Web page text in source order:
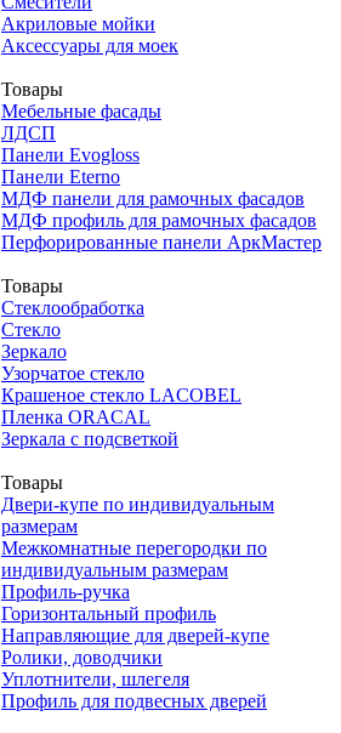
Акриловые мойки
Аксессуары для моек
Товары
Мебельные фасады
ЛДСП
Панели Evogloss
Панели Eterno
МДФ панели для рамочных фасадов
МДФ профиль для рамочных фасадов
Перфорированные панели АркМастер
Товары
Стеклообработка
Стекло
Зеркало
Узорчатое стекло
Крашеное стекло LACOBEL
Пленка ORACAL
Зеркала с подсветкой
Товары
Двери-купе по индивидуальным
размерам
Межкомнатные перегородки по
индивидуальным размерам
Профиль-ручка
Горизонтальный профиль
Направляющие для дверей-купе
Ролики, доводчики
Уплотнители, шлегеля
Профиль для подвесных дверей